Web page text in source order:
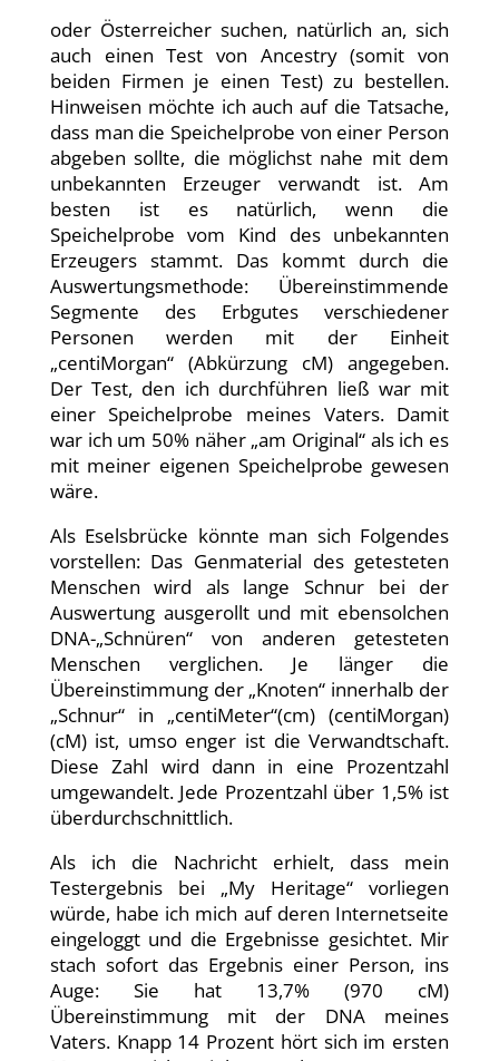
oder Österreicher suchen, natürlich an, sich
auch einen Test von Ancestry (somit von
beiden Firmen je einen Test) zu bestellen.
Hinweisen möchte ich auch auf die Tatsache,
dass man die Speichelprobe von einer Person
abgeben sollte, die möglichst nahe mit dem
unbekannten Erzeuger verwandt ist. Am
besten ist es natürlich, wenn die
Speichelprobe vom Kind des unbekannten
Erzeugers stammt. Das kommt durch die
Auswertungsmethode: Übereinstimmende
Segmente des Erbgutes verschiedener
Personen werden mit der Einheit
„centiMorgan“ (Abkürzung cM) angegeben.
Der Test, den ich durchführen ließ war mit
einer Speichelprobe meines Vaters. Damit
war ich um 50% näher „am Original“ als ich es
mit meiner eigenen Speichelprobe gewesen
wäre.
Als Eselsbrücke könnte man sich Folgendes
vorstellen: Das Genmaterial des getesteten
Menschen wird als lange Schnur bei der
Auswertung ausgerollt und mit ebensolchen
DNA-„Schnüren“ von anderen getesteten
Menschen verglichen. Je länger die
Übereinstimmung der „Knoten“ innerhalb der
„Schnur“ in „centiMeter“(cm) (centiMorgan)
(cM) ist, umso enger ist die Verwandtschaft.
Diese Zahl wird dann in eine Prozentzahl
umgewandelt. Jede Prozentzahl über 1,5% ist
überdurchschnittlich.
Als ich die Nachricht erhielt, dass mein
Testergebnis bei „My Heritage“ vorliegen
würde, habe ich mich auf deren Internetseite
eingeloggt und die Ergebnisse gesichtet. Mir
stach sofort das Ergebnis einer Person, ins
Auge: Sie hat 13,7% (970 cM)
Übereinstimmung mit der DNA meines
Vaters. Knapp 14 Prozent hört sich im ersten